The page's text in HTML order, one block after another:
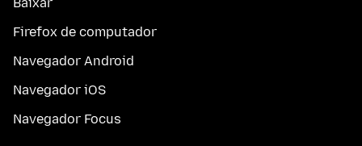
Firefox de computador
Navegador Android
Navegador iOS
Navegador Focus